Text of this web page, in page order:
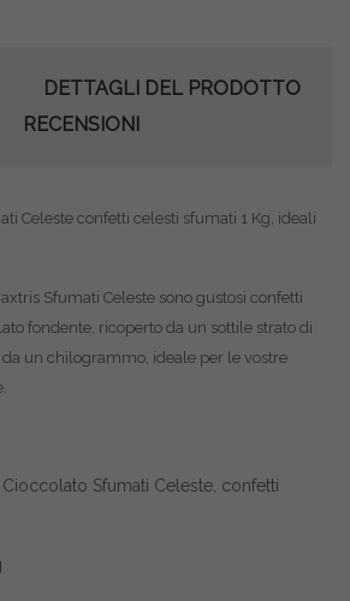
DETTAGLI DEL PRODOTTO
RECENSIONI
Celeste confetti celesti sfumati 1 Kg, ideali
Sfumati Celeste sono gustosi confetti
fondente, ricoperto da un sottile strato di
un chilogrammo, ideale per le vostre
Sfumati Celeste, confetti